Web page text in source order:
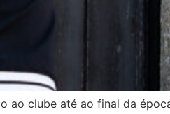
ao clube até ao final da